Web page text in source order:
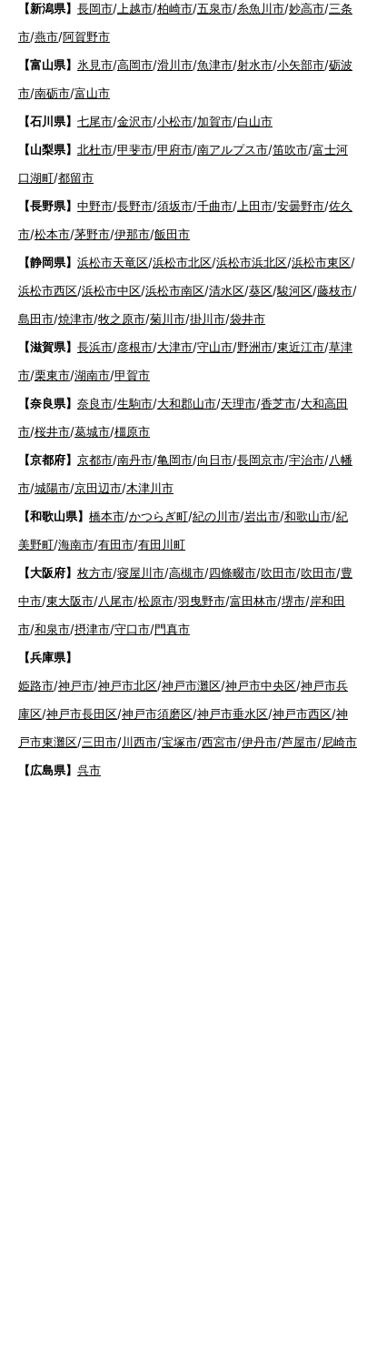
【新潟県】 長岡市/上越市/柏崎市/五泉市/糸魚川市/妙高市/三条
市/燕市/阿賀野市
【富山県】 氷見市/高岡市/滑川市/魚津市/射水市/小矢部市/砺波
市/南砺市/富山市
【石川県】 七尾市/金沢市/小松市/加賀市/白山市
【山梨県】 北杜市/甲斐市/甲府市/南アルプス市/笛吹市/富士河
口湖町/都留市
【長野県】 中野市/長野市/須坂市/千曲市/上田市/安曇野市/佐久
市/松本市/茅野市/伊那市/飯田市
【静岡県】 浜松市天竜区/浜松市北区/浜松市浜北区/浜松市東区/
浜松市西区/浜松市中区/浜松市南区/清水区/葵区/駿河区/藤枝市/
島田市/焼津市/牧之原市/菊川市/掛川市/袋井市
【滋賀県】 長浜市/彦根市/大津市/守山市/野洲市/東近江市/草津
市/栗東市/湖南市/甲賀市
【奈良県】 奈良市/生駒市/大和郡山市/天理市/香芝市/大和高田
市/桜井市/葛城市/橿原市
【京都府】 京都市/南丹市/亀岡市/向日市/長岡京市/宇治市/八幡
市/城陽市/京田辺市/木津川市
【和歌山県】 橋本市/かつらぎ町/紀の川市/岩出市/和歌山市/紀
美野町/海南市/有田市/有田川町
【大阪府】 枚方市/寝屋川市/高槻市/四條畷市/吹田市/吹田市/豊
中市/東大阪市/八尾市/松原市/羽曳野市/富田林市/堺市/岸和田
市/和泉市/摂津市/守口市/門真市
【兵庫県】
姫路市/神戸市/神戸市北区/神戸市灘区/神戸市中央区/神戸市兵
庫区/神戸市長田区/神戸市須磨区/神戸市垂水区/神戸市西区/神
戸市東灘区/三田市/川西市/宝塚市/西宮市/伊丹市/芦屋市/尼崎市
【広島県】 呉市